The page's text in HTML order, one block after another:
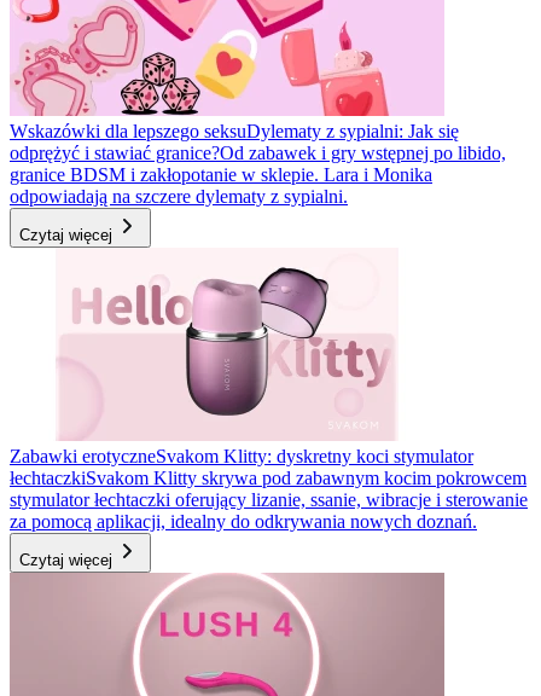
Wskazówki dla lepszego seksuDylematy z sypialni: Jak się
odprężyć i stawiać granice?Od zabawek i gry wstępnej po libido,
granice BDSM i zakłopotanie w sklepie. Lara i Monika
odpowiadają na szczere dylematy z sypialni.
Czytaj więcej
Zabawki erotyczneSvakom Klitty: dyskretny koci stymulator
łechtaczkiSvakom Klitty skrywa pod zabawnym kocim pokrowcem
stymulator łechtaczki oferujący lizanie, ssanie, wibracje i sterowanie
za pomocą aplikacji, idealny do odkrywania nowych doznań.
Czytaj więcej